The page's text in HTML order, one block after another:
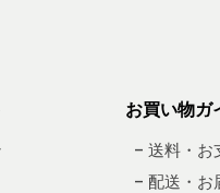
お買い物ガ
– 送料・お
– 配送・お